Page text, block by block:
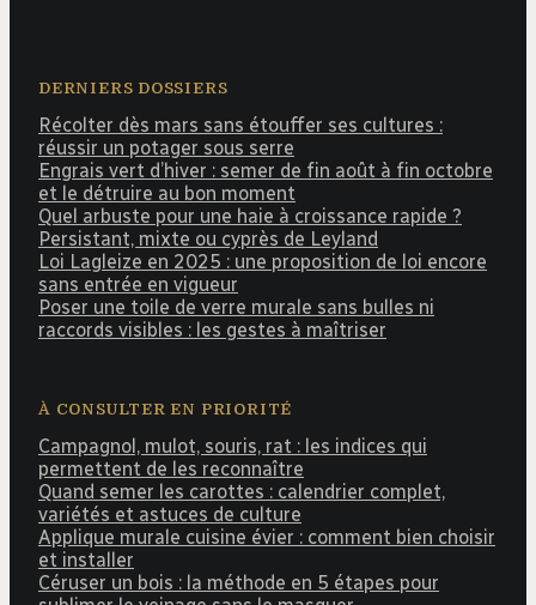
DERNIERS DOSSIERS
Récolter dès mars sans étouffer ses cultures :
réussir un potager sous serre
Engrais vert d’hiver : semer de fin août à fin octobre
et le détruire au bon moment
Quel arbuste pour une haie à croissance rapide ?
Persistant, mixte ou cyprès de Leyland
Loi Lagleize en 2025 : une proposition de loi encore
sans entrée en vigueur
Poser une toile de verre murale sans bulles ni
raccords visibles : les gestes à maîtriser
À CONSULTER EN PRIORITÉ
Campagnol, mulot, souris, rat : les indices qui
permettent de les reconnaître
Quand semer les carottes : calendrier complet,
variétés et astuces de culture
Applique murale cuisine évier : comment bien choisir
et installer
Céruser un bois : la méthode en 5 étapes pour